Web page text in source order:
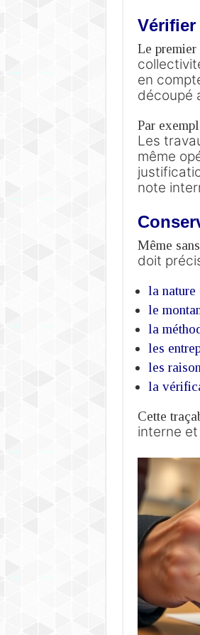
Le premier
en
découpé
Par
Les
même
note
Même
doit
la nature
le
la
les
les
la
Cette
interne